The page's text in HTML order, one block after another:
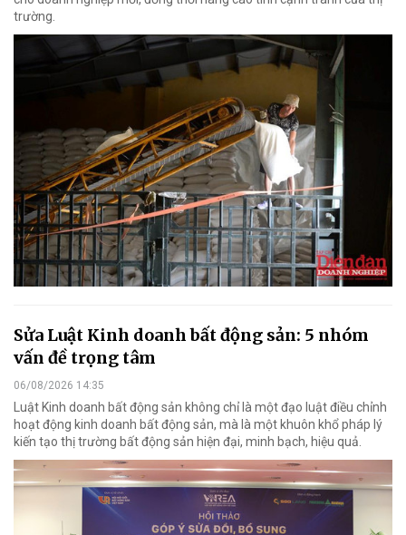
trường.
Sửa Luật Kinh doanh bất động sản: 5 nhóm
vấn đề trọng tâm
06/08/2026 14:35
Luật Kinh doanh bất động sản không chỉ là một đạo luật điều chỉnh
hoạt động kinh doanh bất động sản, mà là một khuôn khổ pháp lý
kiến tạo thị trường bất động sản hiện đại, minh bạch, hiệu quả.